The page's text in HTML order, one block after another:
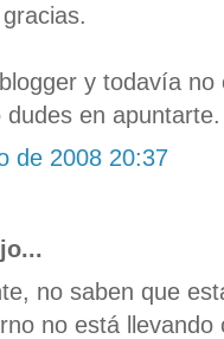
y todavía no
dudes en
de 2008 20:37
no saben que
no está llevando